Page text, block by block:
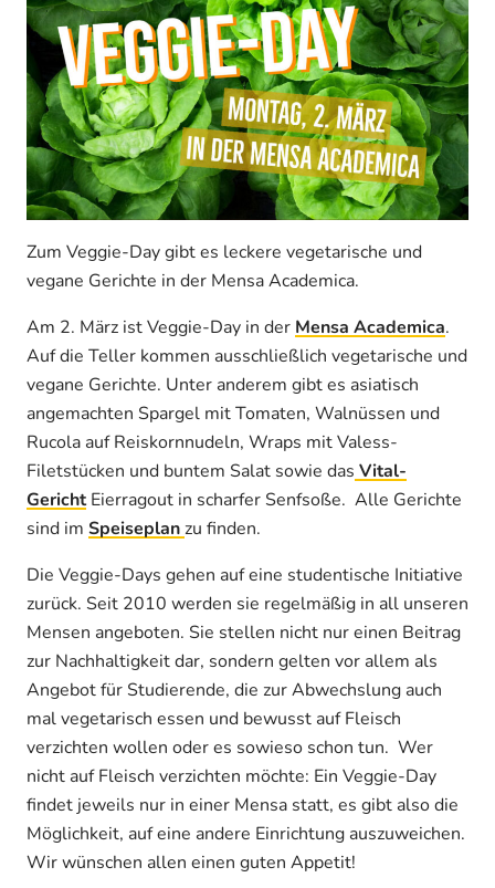
Zum Veggie-Day gibt es leckere vegetarische und
vegane Gerichte in der Mensa Academica.
Am 2. März ist Veggie-Day in der Mensa Academica.
Auf die Teller kommen ausschließlich vegetarische und
vegane Gerichte. Unter anderem gibt es asiatisch
angemachten Spargel mit Tomaten, Walnüssen und
Rucola auf Reiskornnudeln, Wraps mit Valess-
Filetstücken und buntem Salat sowie das Vital-
GerichtEierragout in scharfer Senfsoße. Alle Gerichte
sind im Speiseplanzu finden.
Die Veggie-Days gehen auf eine studentische Initiative
zurück. Seit 2010 werden sie regelmäßig in all unseren
Mensen angeboten. Sie stellen nicht nur einen Beitrag
zur Nachhaltigkeit dar, sondern gelten vor allem als
Angebot für Studierende, die zur Abwechslung auch
mal vegetarisch essen und bewusst auf Fleisch
verzichten wollen oder es sowieso schon tun. Wer
nicht auf Fleisch verzichten möchte: Ein Veggie-Day
findet jeweils nur in einer Mensa statt, es gibt also die
Möglichkeit, auf eine andere Einrichtung auszuweichen.
Wir wünschen allen einen guten Appetit!